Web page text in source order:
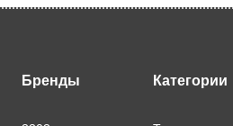
Бренды Категории